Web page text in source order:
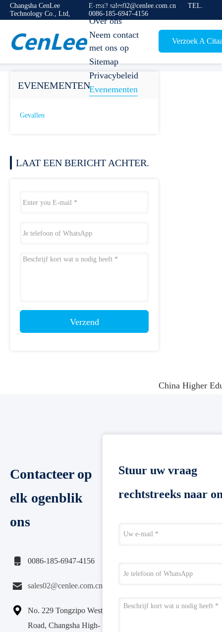
Changsha CenLee
Technology Co., Ltd,
E-mail sales02@cenlee.com.cn
TEL.
0086-185-6947-4156
Producten
Over ons
Neem contact
met ons op
Sitemap
Privacybeleid
Evenementen
Verzoek A
EVENEMENTEN
Gevallen
LAAT EEN BERICHT ACHTER.
Verzend
China Higher
Contacteer op
elk ogenblik
ons
 0086-185-6947-4156
 sales02@cenlee.com.cn

No. 229 Tongzipo West
Road, Changsha High-
Stuur uw vraag
rechtstreeks naar